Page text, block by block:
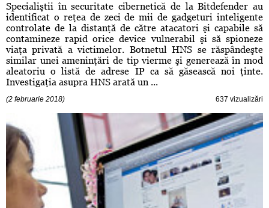
Specialiştii în securitate cibernetică de la Bitdefender au
identificat o reţea de zeci de mii de gadgeturi inteligente
controlate de la distanţă de către atacatori şi capabile să
contamineze rapid orice device vulnerabil şi să spioneze
viaţa privată a victimelor. Botnetul HNS se răspândeşte
similar unei ameninţări de tip vierme şi generează în mod
aleatoriu o listă de adrese IP ca să găsească noi ţinte.
Investigaţia asupra HNS arată un ...
(2 februarie 2018) 637 vizualizări